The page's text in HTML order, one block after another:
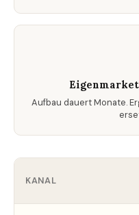
Aufbau dauert Monate.
KANAL